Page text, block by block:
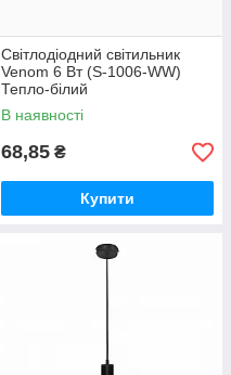
Світлодіодний світильник
Venom 6 Вт (S-1006-WW)
Тепло-білий
В наявності
68,85 ₴
Купити